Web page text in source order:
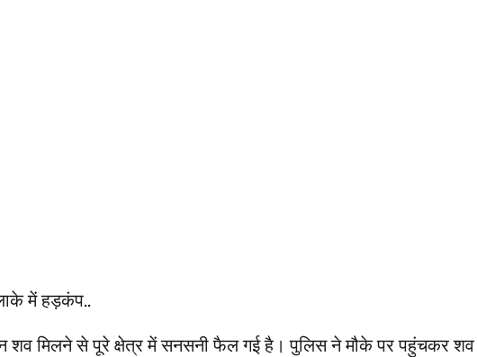
में हड़कंप..
शव मिलने से पूरे क्षेत्र में सनसनी फैल गई है। पुलिस ने मौके पर पहुंचकर शव